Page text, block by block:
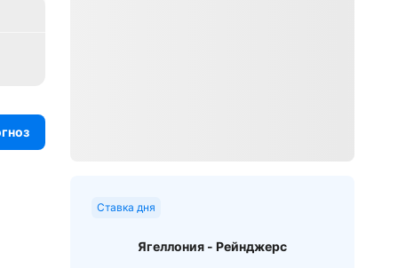
Ставка дня
Ягеллония - Рейнджерс